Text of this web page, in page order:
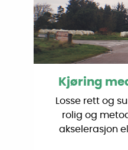
Kjøring
Losse rett og
rolig og
akselerasjon